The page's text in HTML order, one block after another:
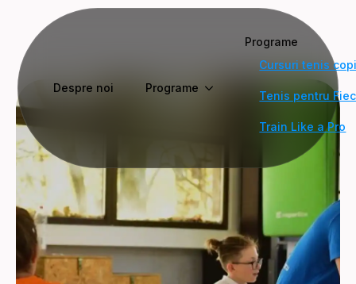
Despre noi Programe
Programe
Cursuri tenis
Tenis pentru
Train Like a Pro